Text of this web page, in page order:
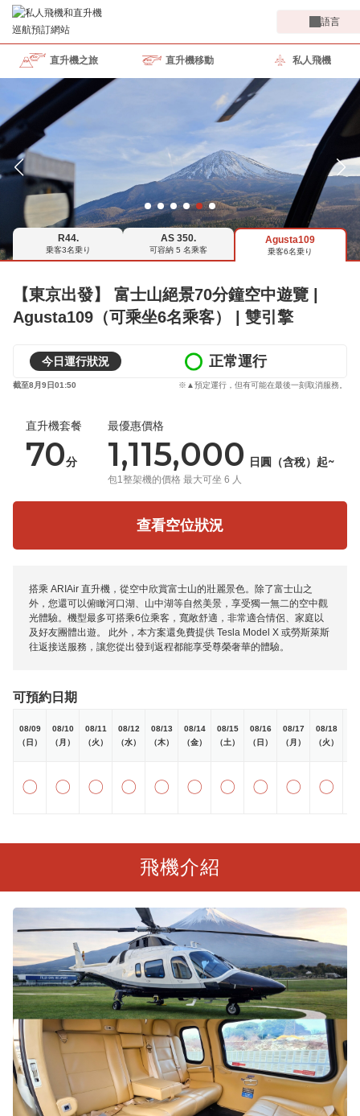
語言
直升機之旅 直升機移動 私人飛機
R44.
乗客3名乗り
AS 350.
可容納 5 名乘客
Agusta109
乗客6名乗り
【東京出發】 富士山絕景70分鐘空中遊覽 |
Agusta109（可乘坐6名乘客） | 雙引擎
今日運行狀況 正常運行
截至8月9日01:50 ※▲預定運行，但有可能在最後一刻取消服務。
搭乘 ARIAir 直升機，從空中欣賞富士山的壯麗景色。除了富士山之
外，您還可以俯瞰河口湖、山中湖等自然美景，享受獨一無二的空中觀
光體驗。機型最多可搭乘6位乘客，寬敞舒適，非常適合情侶、家庭以
及好友團體出遊。 此外，本方案還免費提供 Tesla Model X 或勞斯萊斯
往返接送服務，讓您從出發到返程都能享受尊榮奢華的體驗。
可預約日期
08/09
（日）
08/10
（月）
08/11
（火）
08/12
（水）
08/13
（木）
08/14
（金）
08/15
（土）
08/16
（日）
08/17
（月）
08/18
（火）
〇 〇 〇 〇 〇 〇 〇 〇 〇 〇
直升機套餐
70分
最優惠價格
1,115,000 日圓（含稅）起~
包1整架機的價格 最大可坐 6 人
查看空位狀況
飛機介紹